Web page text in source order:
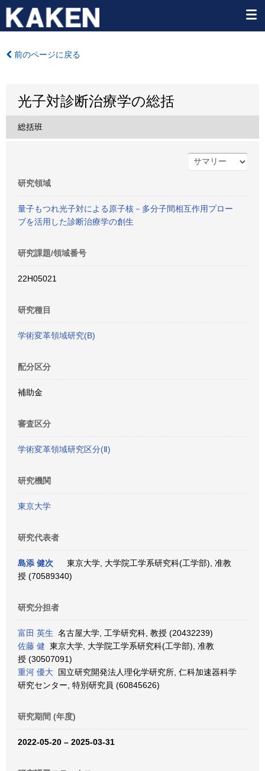
前のページに戻る
光子対診断治療学の総括
総括班
研究領域
量子もつれ光子対による原子核－多分子間相互作用プロー
ブを活用した診断治療学の創生
研究課題/領域番号
22H05021
研究種目
学術変革領域研究(B)
配分区分
補助金
審査区分
学術変革領域研究区分(Ⅱ)
研究機関
東京大学
研究代表者
島添 健次
東京大学, 大学院工学系研究科(工学部), 准教
授 (70589340)
研究分担者
富田 英生 名古屋大学, 工学研究科, 教授 (20432239)
佐藤 健 東京大学, 大学院工学系研究科(工学部), 准教
授 (30507091)
重河 優大 国立研究開発法人理化学研究所, 仁科加速器科学
研究センター, 特別研究員 (60845626)
研究期間 (年度)
2022-05-20 – 2025-03-31